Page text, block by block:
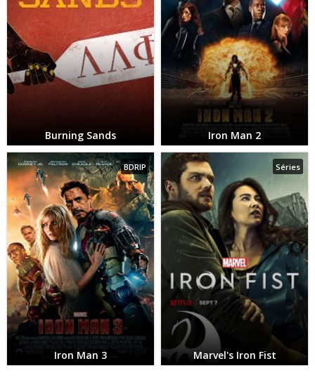
Burning Sands Iron Man 2
BDRIP
Iron Man 3
Séries
Marvel's Iron Fist